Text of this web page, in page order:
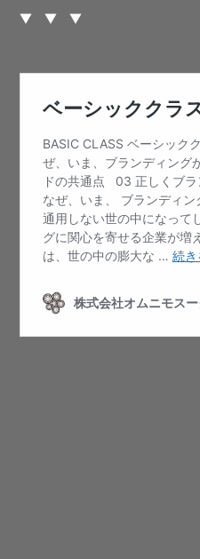
▼ ▼ ▼